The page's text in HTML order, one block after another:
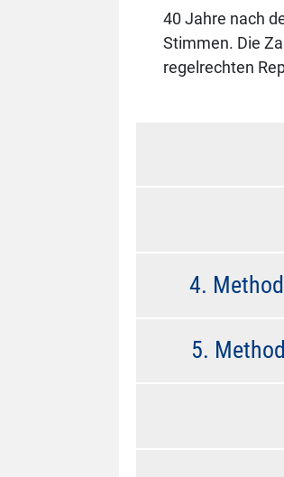
40 Jahre nach
Stimmen. Die
regelrechten
4.
5.